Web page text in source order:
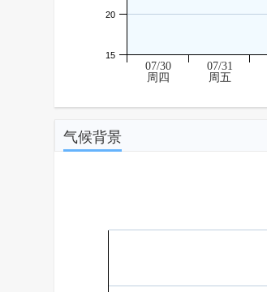
15
20
07/30
周四
07/31
周五
气候背景